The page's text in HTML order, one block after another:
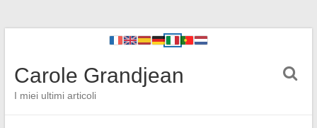
Carole Grandjean
I miei ultimi articoli